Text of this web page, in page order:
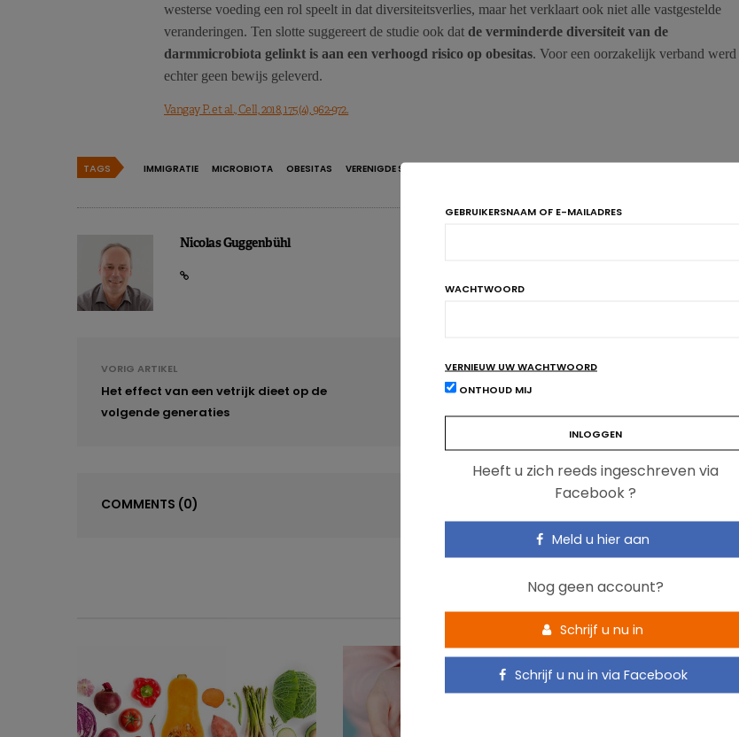
westerse voeding een rol speelt in dat diversiteitsverlies, maar het verklaart ook niet alle vastgestelde
veranderingen. Ten slotte suggereert de studie ook dat de verminderde diversiteit van de
darmmicrobiota gelinkt is aan een verhoogd risico op obesitas. Voor een oorzakelijk verband werd
echter geen bewijs geleverd.
Vangay P. et al., Cell, 2018, 175(4), 962-972.
TAGS IMMIGRATIE MICROBIOTA OBESITAS VERENIGDE STATEN
Nicolas Guggenbühl
VORIG ARTIKEL
Het effect van een vetrijk dieet op de
volgende generaties
Verzadigde vetzuren dan toch niet zo slecht!
COMMENTS (0)
GEBRUIKERSNAAM OF E-MAILADRES
WACHTWOORD
VERNIEUW UW WACHTWOORD
ONTHOUD MIJ
Heeft u zich reeds ingeschreven via
Facebook ?
Meld u hier aan
Nog geen account?
Schrijf u nu in
Schrijf u nu in via Facebook